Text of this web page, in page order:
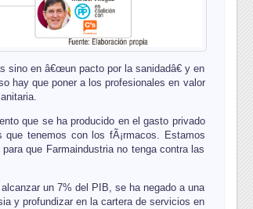
sino en â€œun pacto por la sanidadâ€ y en
hay que poner a los profesionales en valor
que se ha producido en el gasto privado
tenemos con los fÃ¡rmacos. Estamos
que Farmaindustria no tenga contra las
un 7% del PIB, se ha negado a una
y profundizar en la cartera de servicios en